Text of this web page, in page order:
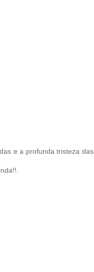
e a profunda tristeza das